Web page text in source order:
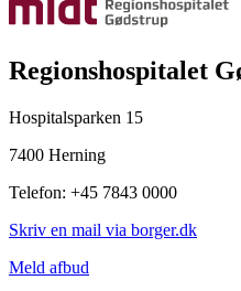
Regionshospitalet
Hospitalsparken 15
7400 Herning
Telefon: +45 7843 0000
Skriv en mail via borger.dk
Meld afbud